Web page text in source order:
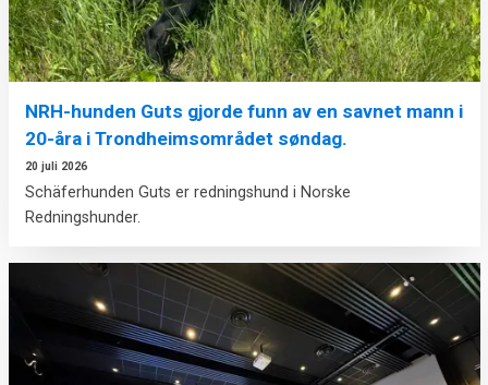
NRH-hunden Guts gjorde funn av en savnet mann i
20-åra i Trondheimsområdet søndag.
20 juli 2026
Schäferhunden Guts er redningshund i Norske
Redningshunder.